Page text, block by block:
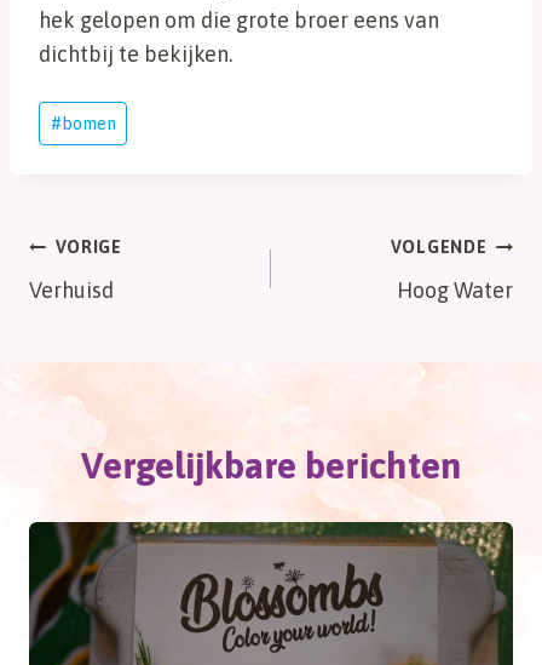
hek gelopen om die grote broer eens van
dichtbij te bekijken.
Bericht
tags:
#bomen
Bericht
navigatie
VORIGE
Verhuisd
VOLGENDE
Hoog Water
Vergelijkbare berichten